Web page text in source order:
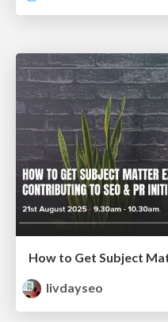
livdayseo